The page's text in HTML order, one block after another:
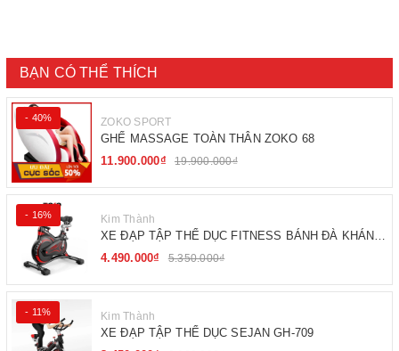
BẠN CÓ THỂ THÍCH
- 40% ZOKO SPORT
GHẾ MASSAGE TOÀN THÂN ZOKO 68
11.900.000₫
19.900.000₫
- 16% Kim Thành
XE ĐẠP TẬP THỂ DỤC FITNESS BÁNH ĐÀ KHÁNG
TỪ
4.490.000₫ 5.350.000₫
- 11% Kim Thành
XE ĐẠP TẬP THỂ DỤC SEJAN GH-709